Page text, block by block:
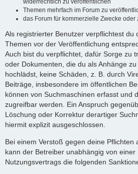
widerrechtlich zu veröffentlichen
Themen mehrfach im Forum zu
das Forum für kommerzielle Zwecke
Als registrierter Benutzer verpflichtest du
Themen vor der Veröffentlichung
Auch bist du verpflichtet, dafür Sorge zu
oder Dokumenten, die du als Anhänge
hochlädst, keine Schäden, z. B. durch
Beiträge, insbesondere im öffentlichen
können von Suchmaschinen erfasst und
zugreifbar werden. Ein Anspruch
Löschung oder Korrektur derartiger
hiermit explizit ausgeschlossen.
Bei einem Verstoß gegen deine Pflichten
kann der Betreiber unabhängig von einer
Nutzungsvertrags die folgenden